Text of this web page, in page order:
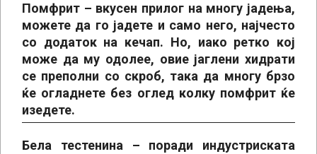
Помфрит – вкусен прилог на многу јадења,
можете да го јадете и само него, најчесто
со додаток на кечап. Но, иако ретко кој
може да му одолее, овие јаглени хидрати
се преполни со скроб, така да многу брзо
ќе огладнете без оглед колку помфрит ќе
изедете.
Бела тестенина – поради индустриската